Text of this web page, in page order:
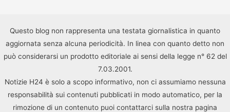
Questo blog non rappresenta una testata giornalistica in quanto
aggiornata senza alcuna periodicità. In linea con quanto detto non
può considerarsi un prodotto editoriale ai sensi della legge n° 62 del
7.03.2001.
Notizie H24 è solo a scopo informativo, non ci assumiamo nessuna
responsabilità sui contenuti pubblicati in modo automatico, per la
rimozione di un contenuto puoi contattarci sulla nostra pagina